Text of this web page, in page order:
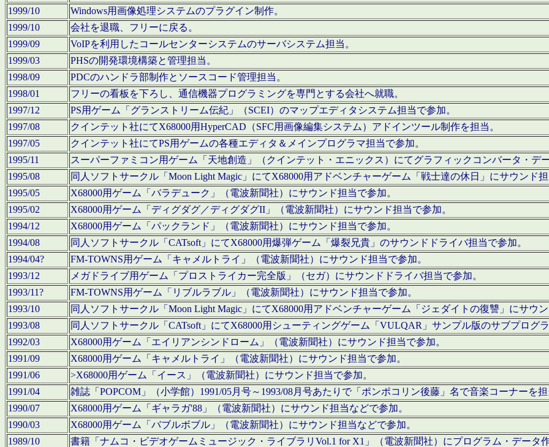
1999/10
Windows用画像処理システムのプラグイン制作。
1999/10
会社を退職、フリーに戻る。
1999/09
VoIPを利用したコールセンターシステムのサーバシステム担当。
1999/03
PHSの開発環境構築と管理担当。
1998/09
PDCのハンドラ部制作とソースコード管理担当。
1998/01
フリーの看板を下ろし、通信機器プログラミングを専門とする会社へ就職。
1997/12
PS用ゲーム「グランストリーム伝紀」（SCEI）のマップエディタシステム担当で参加。
1997/08
クインテット社にてX68000用HyperCAD（SFC用画像編集システム）アドインツール制作を担当。
1997/05
クインテット社にてPS用ゲームの各種エディタ＆メインプログラマ担当で参加。
1995/11
スーパーファミコン用ゲーム「天地創造」（クインテット・エニックス）にてグラフィックコンバータ・デ
1995/08
同人ソフトサークル「Moon Light Magic」にてX68000用アドベンチャーゲーム「戦士達の休日」にサウンド
1995/05
X68000用ゲーム「バラデューク」（電波新聞社）にサウンド担当で参加。
1995/02
X68000用ゲーム「ディグダグ／ディグダグII」（電波新聞社）にサウンド担当で参加。
1994/12
X68000用ゲーム「パックランド」（電波新聞社）にサウンド担当で参加。
1994/08
同人ソフトサークル「CATsoft」にてX68000用爆弾ゲーム「爆裂兄貴」のサウンドドライバ担当で参加。
1994/04?
FM-TOWNS用ゲーム「キャメルトライ」（電波新聞社）にサウンド担当で参加。
1993/12
メガドライブ用ゲーム「プロストライカー完全版」（セガ）にサウンドドライバ担当で参加。
1993/11?
FM-TOWNS用ゲーム「リブルラブル」（電波新聞社）にサウンド担当で参加。
1993/10
同人ソフトサークル「Moon Light Magic」にてX68000用アドベンチャーゲーム「ジェダイトの復讐」にサウ
1993/08
同人ソフトサークル「CATsoft」にてX68000用シューティングゲーム「VULQAR」サンプル版のサブプログ
1992/03
X68000用ゲーム「エイリアンシンドローム」（電波新聞社）にサウンド担当で参加。
1991/09
X68000用ゲーム「キャメルトライ」（電波新聞社）にサウンド担当で参加。
1991/06
>X68000用ゲーム「イース」（電波新聞社）にサウンド担当で参加。
1991/04
雑誌「POPCOM」（小学館）1991/05月号～1993/08月号あたりで「ポンポコリン後藤」名で音楽コーナーを
1990/07
X68000用ゲーム「ギャラガ'88」（電波新聞社）にサウンド担当などで参加。
1990/03
X68000用ゲーム「バブルボブル」（電波新聞社）にサウンド担当などで参加。
1989/10
書籍「ナムコ・ビデオゲームミュージック・ライブラリVol.1 for X1」（電波新聞社）にプログラム・データ